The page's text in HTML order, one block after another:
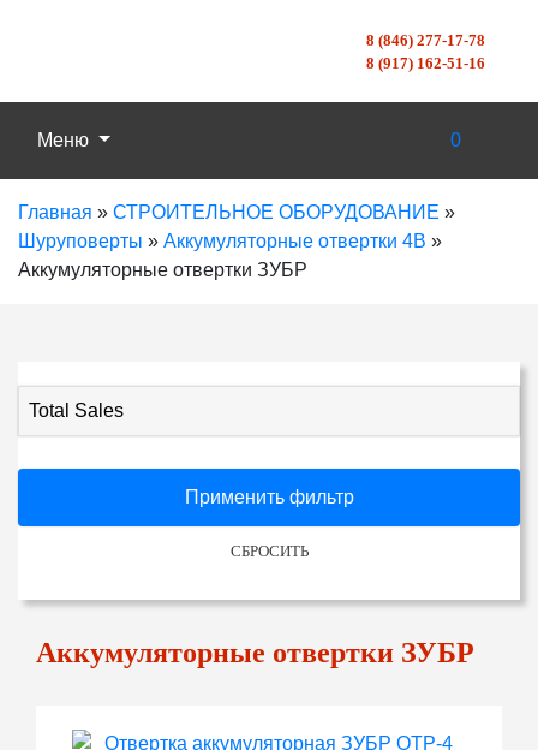
8 (846) 277-17-78
8 (917) 162-51-16
Меню 0
Главная » СТРОИТЕЛЬНОЕ ОБОРУДОВАНИЕ »
Шуруповерты » Аккумуляторные отвертки 4В »
Аккумуляторные отвертки ЗУБР
Total Sales
Применить фильтр
СБРОСИТЬ
Аккумуляторные отвертки ЗУБР